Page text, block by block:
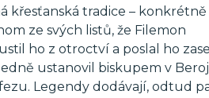
křesťanská tradice – konkrétně
ze svých listů, že Filemon
ho z otroctví a poslal ho
ustanovil biskupem v
Legendy dodávají, odtud